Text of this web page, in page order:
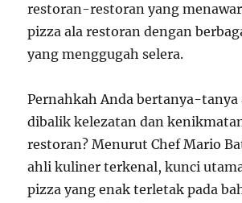
restoran-restoran yang
pizza ala restoran dengan
yang menggugah selera.
Pernahkah Anda bertanya-tanya
dibalik kelezatan dan
restoran? Menurut Chef Mario
ahli kuliner terkenal, kunci
pizza yang enak terletak pada